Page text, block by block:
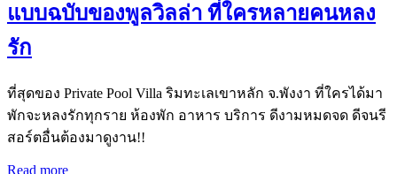
แบบฉบับของพูลวิลล่า ที่ใครหลายคนหลง
รัก
ที่สุดของ Private Pool Villa ริมทะเลเขาหลัก จ.พังงา ที่ใครได้มา
พักจะหลงรักทุกราย ห้องพัก อาหาร บริการ ดีงามหมดจด ดีจนรี
สอร์ตอื่นต้องมาดูงาน!!
Read more